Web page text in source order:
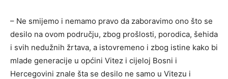
– Ne smijemo i nemamo pravo da zaboravimo ono što se
desilo na ovom području, zbog prošlosti, porodica, šehida
i svih nedužnih žrtava, a istovremeno i zbog istine kako bi
mlade generacije u općini Vitez i cijeloj Bosni i
Hercegovini znale šta se desilo ne samo u Vitezu i